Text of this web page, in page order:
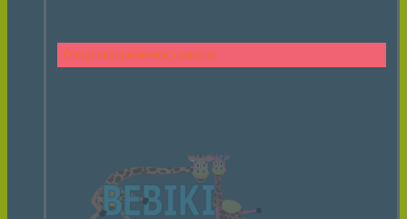
Спортивні елементи з канатів